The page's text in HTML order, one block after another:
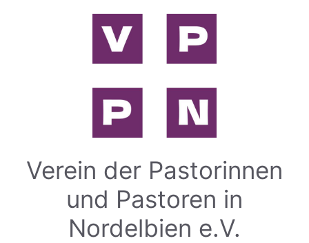
Verein der Pastorinnen
und Pastoren in
Nordelbien e.V.